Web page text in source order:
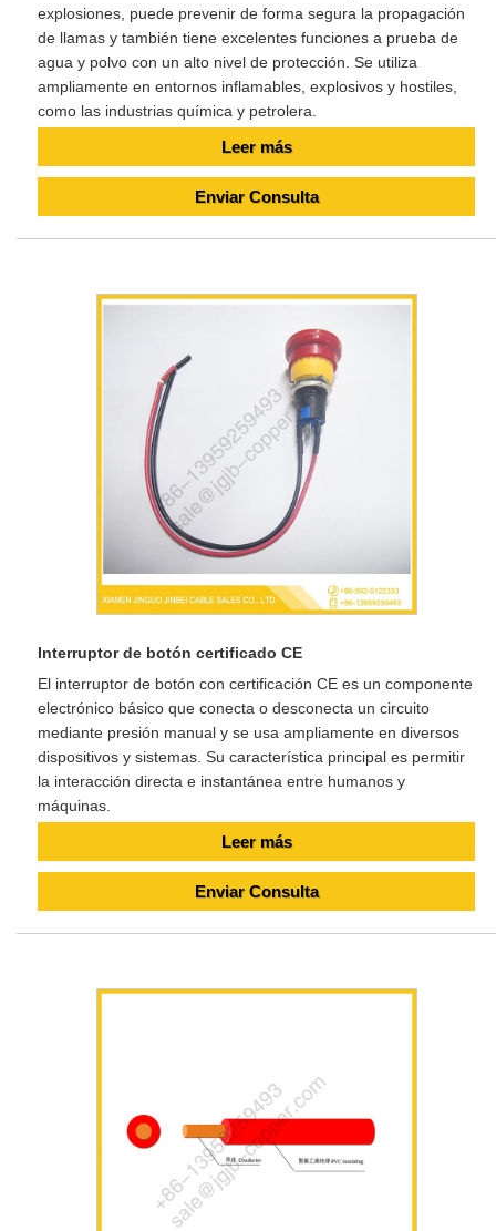
explosiones, puede prevenir de forma segura la propagación
de llamas y también tiene excelentes funciones a prueba de
agua y polvo con un alto nivel de protección. Se utiliza
ampliamente en entornos inflamables, explosivos y hostiles,
como las industrias química y petrolera.
Leer más
Enviar Consulta
Interruptor de botón certificado CE
El interruptor de botón con certificación CE es un componente
electrónico básico que conecta o desconecta un circuito
mediante presión manual y se usa ampliamente en diversos
dispositivos y sistemas. Su característica principal es permitir
la interacción directa e instantánea entre humanos y
máquinas.
Leer más
Enviar Consulta